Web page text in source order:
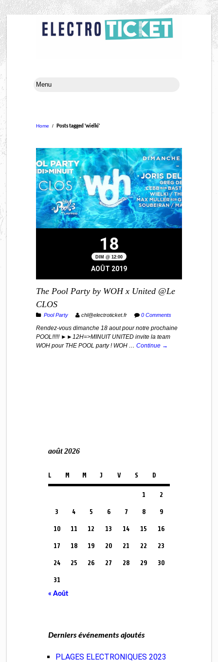
Home / Posts tagged 'wielki'
18
DIM @ 12:00
AOÛT 2019
The Pool Party by WOH x United @Le
CLOS
Pool Party chl@electroticket.fr 0 Comments
Rendez-vous dimanche 18 aout pour notre prochaine
POOL!!!!! ►►12H=>MINUIT UNITED invite la team
WOH pour THE POOL party ! WOH … Continue →
août 2026
L M M J V S D
1 2
3 4 5 6 7 8 9
10 11 12 13 14 15 16
17 18 19 20 21 22 23
24 25 26 27 28 29 30
31
« Août
Derniers événements ajoutés
PLAGES ELECTRONIQUES 2023